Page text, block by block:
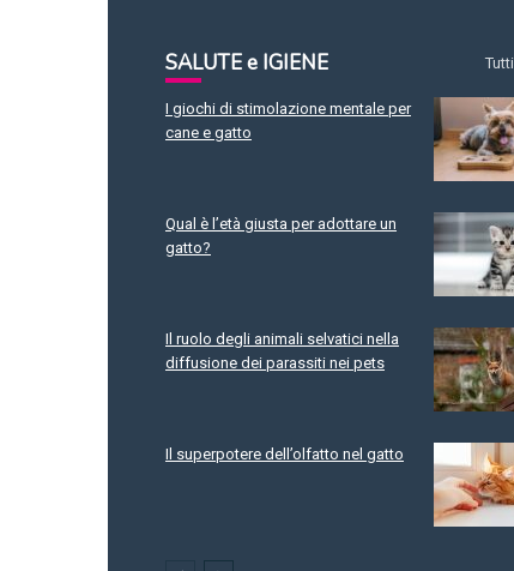
SALUTE e IGIENE Tutti
I giochi di stimolazione mentale per
cane e gatto
Qual è l’età giusta per adottare un
gatto?
Il ruolo degli animali selvatici nella
diffusione dei parassiti nei pets
Il superpotere dell’olfatto nel gatto